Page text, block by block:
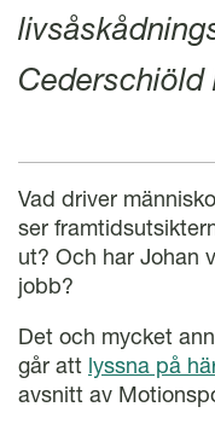
Cederschiöld
Vad driver
ser
ut? Och har Johan
jobb?
Det och mycket
går att lyssna på
avsnitt av